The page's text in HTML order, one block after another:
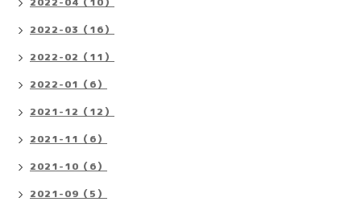
2022-03（16）
2022-02（11）
2022-01（6）
2021-12（12）
2021-11（6）
2021-10（6）
2021-09（5）